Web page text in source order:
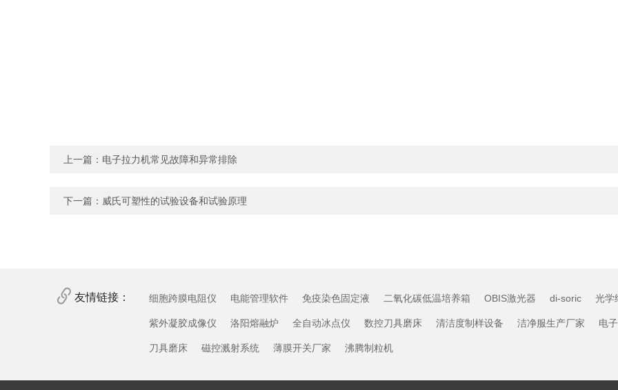
上一篇： 电子拉力机常见故障和异常排除
下一篇： 威氏可塑性的试验设备和试验原理
友情链接： 细胞跨膜电阻仪 电能管理软件 免疫染色固定液 二氧化碳低温培养箱 OBIS激光器 di-soric 光学
紫外凝胶成像仪 洛阳熔融炉 全自动冰点仪 数控刀具磨床 清洁度制样设备 洁净服生产厂家 电
刀具磨床 磁控溅射系统 薄膜开关厂家 沸腾制粒机